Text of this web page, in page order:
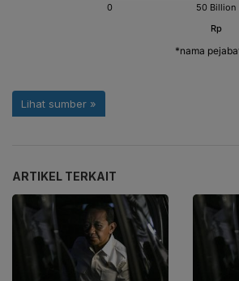
ARTIKEL TERKAIT